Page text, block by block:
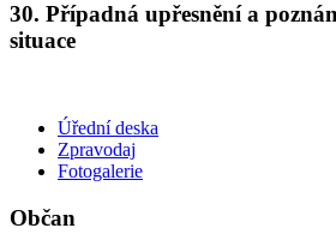
30. Případná upřesnění a
situace
Úřední deska
Zpravodaj
Fotogalerie
Občan